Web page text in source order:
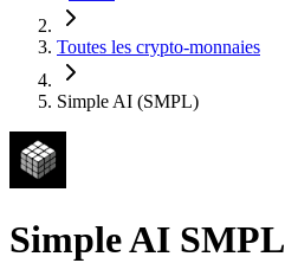
Toutes les crypto-monnaies
Simple AI (SMPL)
Simple AI SMPL